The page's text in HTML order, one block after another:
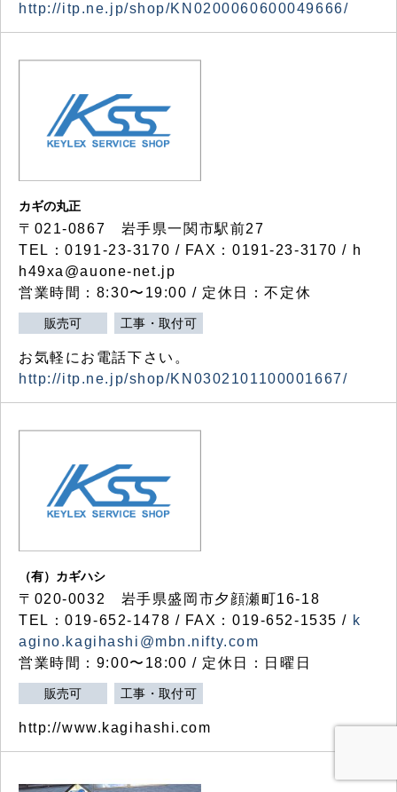
http://itp.ne.jp/shop/KN0200060600049666/
カギの丸正
〒021-0867 岩手県一関市駅前27
TEL：0191-23-3170 / FAX：0191-23-3170 / h
h49xa@auone-net.jp
営業時間：8:30〜19:00 / 定休日：不定休
販売可 工事・取付可
お気軽にお電話下さい。
http://itp.ne.jp/shop/KN0302101100001667/
（有）カギハシ
〒020-0032 岩手県盛岡市夕顔瀬町16-18
TEL：019-652-1478 / FAX：019-652-1535 / k
agino.kagihashi@mbn.nifty.com
営業時間：9:00〜18:00 / 定休日：日曜日
販売可 工事・取付可
http://www.kagihashi.com